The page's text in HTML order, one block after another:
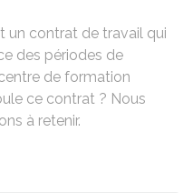
un contrat de travail qui
des périodes de
de formation
ce contrat ? Nous
à retenir.